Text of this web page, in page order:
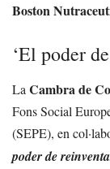
Boston
‘El poder
La Cambra de
Fons Social
(SEPE), en
poder de